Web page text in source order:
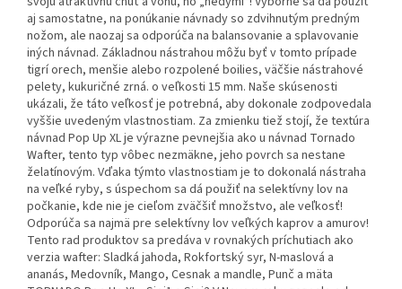
aj samostatne, na ponúkanie návnady so zdvihnutým predným
nožom, ale naozaj sa odporúča na balansovanie a splavovanie
iných návnad. Základnou nástrahou môžu byť v tomto prípade
tigrí orech, menšie alebo rozpolené boilies, väčšie nástrahové
pelety, kukuričné zrná. o veľkosti 15 mm. Naše skúsenosti
ukázali, že táto veľkosť je potrebná, aby dokonale zodpovedala
vyššie uvedeným vlastnostiam. Za zmienku tiež stojí, že textúra
návnad Pop Up XL je výrazne pevnejšia ako u návnad Tornado
Wafter, tento typ vôbec nezmäkne, jeho povrch sa nestane
želatínovým. Vďaka týmto vlastnostiam je to dokonalá nástraha
na veľké ryby, s úspechom sa dá použiť na selektívny lov na
počkanie, kde nie je cieľom zväčšiť množstvo, ale veľkosť!
Odporúča sa najmä pre selektívny lov veľkých kaprov a amurov!
Tento rad produktov sa predáva v rovnakých príchutiach ako
verzia wafter: Sladká jahoda, Rokfortský syr, N-maslová a
ananás, Medovník, Mango, Cesnak a mandle, Punč a mäta